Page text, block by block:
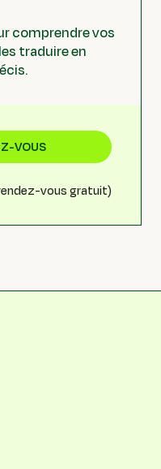
comprendre vos
traduire en
VOUS
vous gratuit)